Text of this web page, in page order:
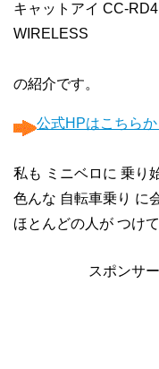
キャットアイ CC-
WIRELESS
の紹介です。
公式HPはこちらか
私も ミニベロに 乗り
色んな 自転車乗り に
ほとんどの人が つけ
スポンサ